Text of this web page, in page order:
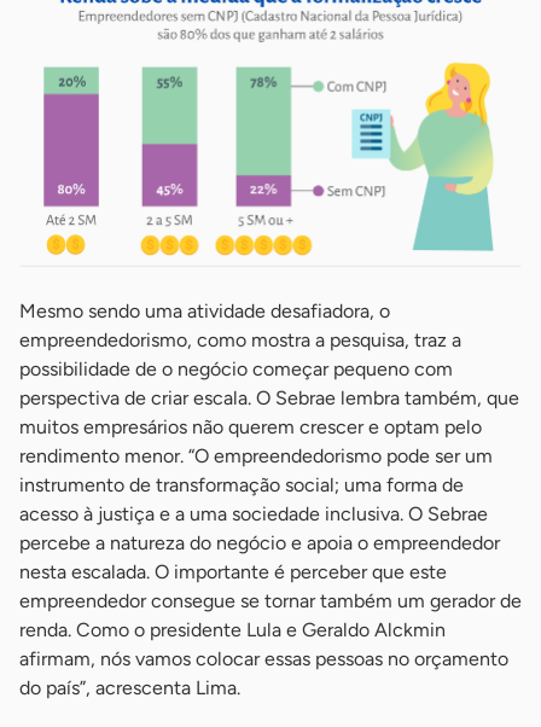
Mesmo sendo uma atividade desafiadora, o
empreendedorismo, como mostra a pesquisa, traz a
possibilidade de o negócio começar pequeno com
perspectiva de criar escala. O Sebrae lembra também, que
muitos empresários não querem crescer e optam pelo
rendimento menor. “O empreendedorismo pode ser um
instrumento de transformação social; uma forma de
acesso à justiça e a uma sociedade inclusiva. O Sebrae
percebe a natureza do negócio e apoia o empreendedor
nesta escalada. O importante é perceber que este
empreendedor consegue se tornar também um gerador de
renda. Como o presidente Lula e Geraldo Alckmin
afirmam, nós vamos colocar essas pessoas no orçamento
do país”, acrescenta Lima.